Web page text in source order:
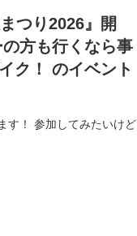
つり2026』開
方も行くなら事
ク！ のイベント
す！ 参加してみたいけど